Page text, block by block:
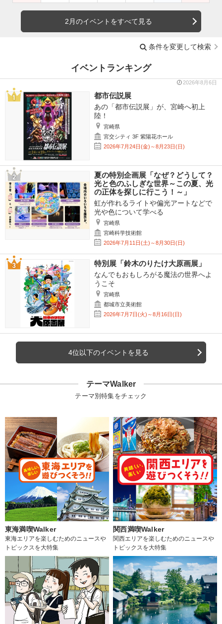
2月のイベントをすべて見る
条件を変更して検索
イベントランキング
2026年8月6日
都市伝説展
あの「都市伝説展」が、宮崎へ初上
陸！
宮崎県
宮交シティ 3F 紫陽花ホール
2026年7月24日(金)～8月23日(日)
夏の特別企画展「なぜ？どうして？
光と色のふしぎな世界～この夏、光
の正体を探しに行こう！～」
虹が作れるライトや偏光アートなどで
光や色について学べる
宮崎県
宮崎科学技術館
2026年7月11日(土)～8月30日(日)
特別展「鈴木のりたけ大原画展」
なんでもおもしろがる魔法の世界へよ
うこそ
宮崎県
都城市立美術館
2026年7月7日(火)～8月16日(日)
4位以下のイベントを見る
テーマWalker
テーマ別特集をチェック
東海満喫Walker
東海エリアを楽しむためのニュースや
トピックスを大特集
関西満喫Walker
関西エリアを楽しむためのニュースや
トピックスを大特集